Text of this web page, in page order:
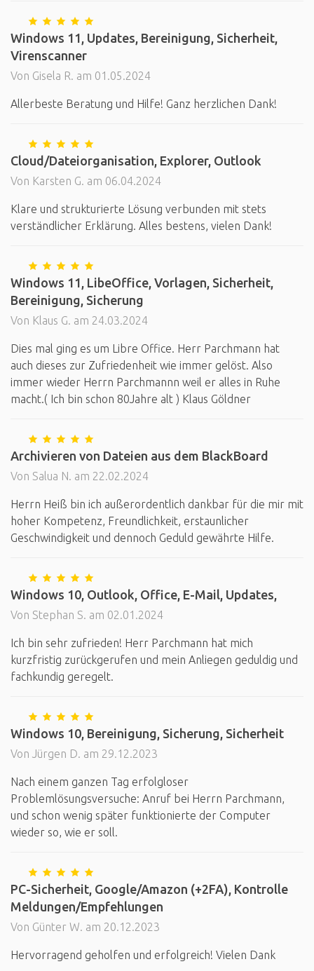
Windows 11, Updates, Bereinigung, Sicherheit,
Virenscanner
Von Gisela R. am 01.05.2024
Allerbeste Beratung und Hilfe! Ganz herzlichen Dank!
Cloud/Dateiorganisation, Explorer, Outlook
Von Karsten G. am 06.04.2024
Klare und strukturierte Lösung verbunden mit stets
verständlicher Erklärung. Alles bestens, vielen Dank!
Windows 11, LibeOffice, Vorlagen, Sicherheit,
Bereinigung, Sicherung
Von Klaus G. am 24.03.2024
Dies mal ging es um Libre Office. Herr Parchmann hat
auch dieses zur Zufriedenheit wie immer gelöst. Also
immer wieder Herrn Parchmannn weil er alles in Ruhe
macht.( Ich bin schon 80Jahre alt ) Klaus Göldner
Archivieren von Dateien aus dem BlackBoard
Von Salua N. am 22.02.2024
Herrn Heiß bin ich außerordentlich dankbar für die mir mit
hoher Kompetenz, Freundlichkeit, erstaunlicher
Geschwindigkeit und dennoch Geduld gewährte Hilfe.
Windows 10, Outlook, Office, E-Mail, Updates,
Von Stephan S. am 02.01.2024
Ich bin sehr zufrieden! Herr Parchmann hat mich
kurzfristig zurückgerufen und mein Anliegen geduldig und
fachkundig geregelt.
Windows 10, Bereinigung, Sicherung, Sicherheit
Von Jürgen D. am 29.12.2023
Nach einem ganzen Tag erfolgloser
Problemlösungsversuche: Anruf bei Herrn Parchmann,
und schon wenig später funktionierte der Computer
wieder so, wie er soll.
PC-Sicherheit, Google/Amazon (+2FA), Kontrolle
Meldungen/Empfehlungen
Von Günter W. am 20.12.2023
Hervorragend geholfen und erfolgreich! Vielen Dank